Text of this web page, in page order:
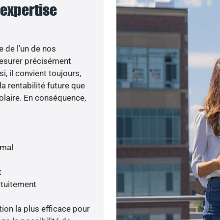
l’un de nos
précisément
il convient toujours,
rentabilité future que
En conséquence,
la plus efficace pour